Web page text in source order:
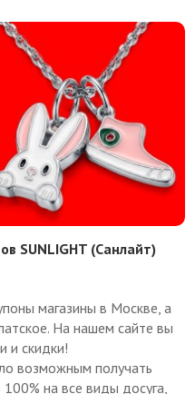
SUNLIGHT (Санлайт)
магазины в Москве, а
На нашем сайте вы
и скидки!
возможным получать
на все виды досуга,